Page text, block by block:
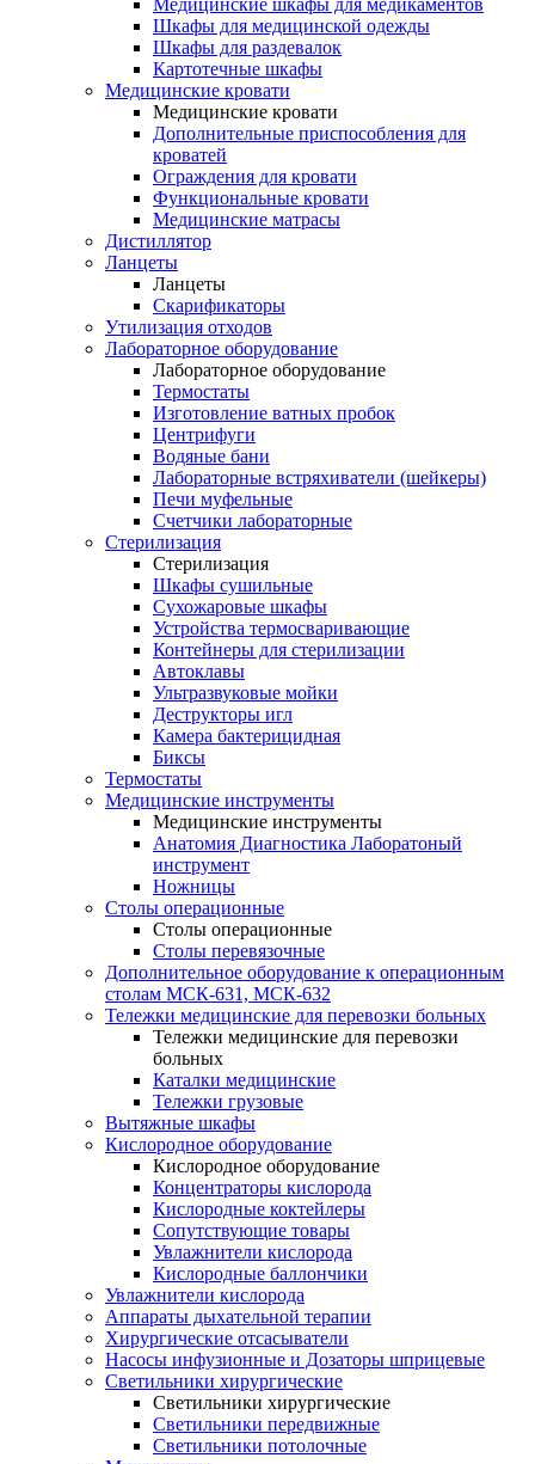
Медицинские шкафы для медикаментов
Шкафы для медицинской одежды
Шкафы для раздевалок
Картотечные шкафы
Медицинские кровати
Медицинские кровати
Дополнительные приспособления для
кроватей
Ограждения для кровати
Функциональные кровати
Медицинские матрасы
Дистиллятор
Ланцеты
Ланцеты
Скарификаторы
Утилизация отходов
Лабораторное оборудование
Лабораторное оборудование
Термостаты
Изготовление ватных пробок
Центрифуги
Водяные бани
Лабораторные встряхиватели (шейкеры)
Печи муфельные
Счетчики лабораторные
Стерилизация
Стерилизация
Шкафы сушильные
Сухожаровые шкафы
Устройства термосваривающие
Контейнеры для стерилизации
Автоклавы
Ультразвуковые мойки
Деструкторы игл
Камера бактерицидная
Биксы
Термостаты
Медицинские инструменты
Медицинские инструменты
Анатомия Диагностика Лаборатоный
инструмент
Ножницы
Столы операционные
Столы операционные
Столы перевязочные
Дополнительное оборудование к операционным
столам МСК-631, МСК-632
Тележки медицинские для перевозки больных
Тележки медицинские для перевозки
больных
Каталки медицинские
Тележки грузовые
Вытяжные шкафы
Кислородное оборудование
Кислородное оборудование
Концентраторы кислорода
Кислородные коктейлеры
Сопутствующие товары
Увлажнители кислорода
Кислородные баллончики
Увлажнители кислорода
Аппараты дыхательной терапии
Хирургические отсасыватели
Насосы инфузионные и Дозаторы шприцевые
Светильники хирургические
Светильники хирургические
Светильники передвижные
Светильники потолочные